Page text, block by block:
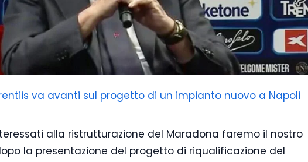
va avanti sul progetto di un impianto nuovo a Napoli
alla ristrutturazione del Maradona faremo il nostro
la presentazione del progetto di riqualificazione del